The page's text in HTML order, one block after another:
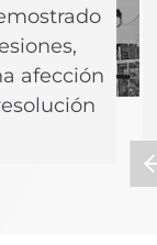
afección